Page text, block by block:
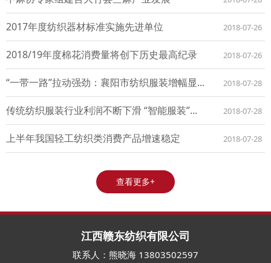
2017年度纺织器材标准实施先进单位 2018-07-26
2018/19年度棉花消费量将创下历史最高纪录 2018-07-26
“一带一路”拉动强劲：襄阳市纺织服装增幅显... 2018-07-28
传统纺织服装行业利润不断下滑 “智能服装”... 2018-07-28
上半年我国轻工纺织类消费产品增速稳定 2018-07-28
查看更多+
江西赣东纺织有限公司
联系人：熊晓海 13803502597